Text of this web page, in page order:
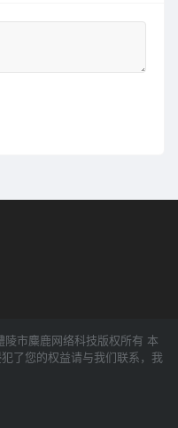
市麋鹿网络科技版权所有 本
了您的权益请与我们联系，我